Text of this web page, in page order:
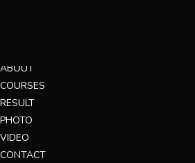
ABOUT
COURSES
RESULT
PHOTO
VIDEO
CONTACT